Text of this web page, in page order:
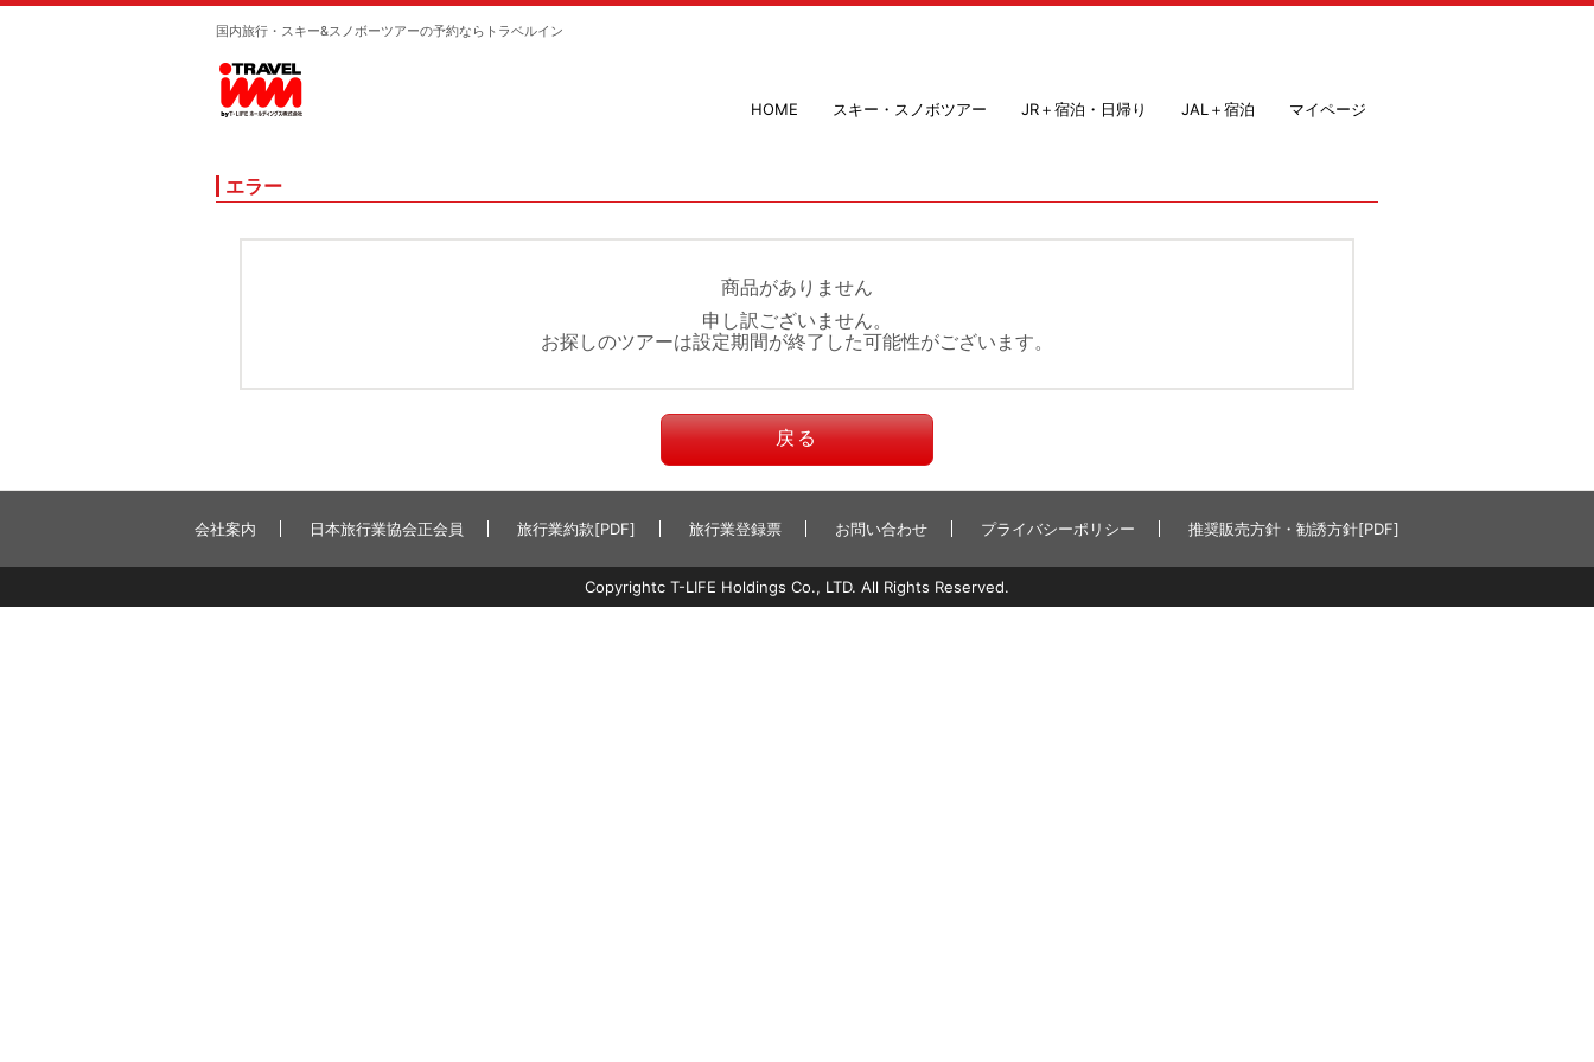
国内旅行・スキー&スノボーツアーの予約ならトラベルイン
HOME スキー・スノボツアー JR＋宿泊・日帰り JAL＋宿泊 マイページ
エラー
商品がありません
申し訳ございません。
お探しのツアーは設定期間が終了した可能性がございます。
戻る
会社案内 日本旅行業協会正会員 旅行業約款[PDF] 旅行業登録票 お問い合わせ プライバシーポリシー 推奨販売方針・勧誘方針[PDF]
Copyrightc T-LIFE Holdings Co., LTD. All Rights Reserved.